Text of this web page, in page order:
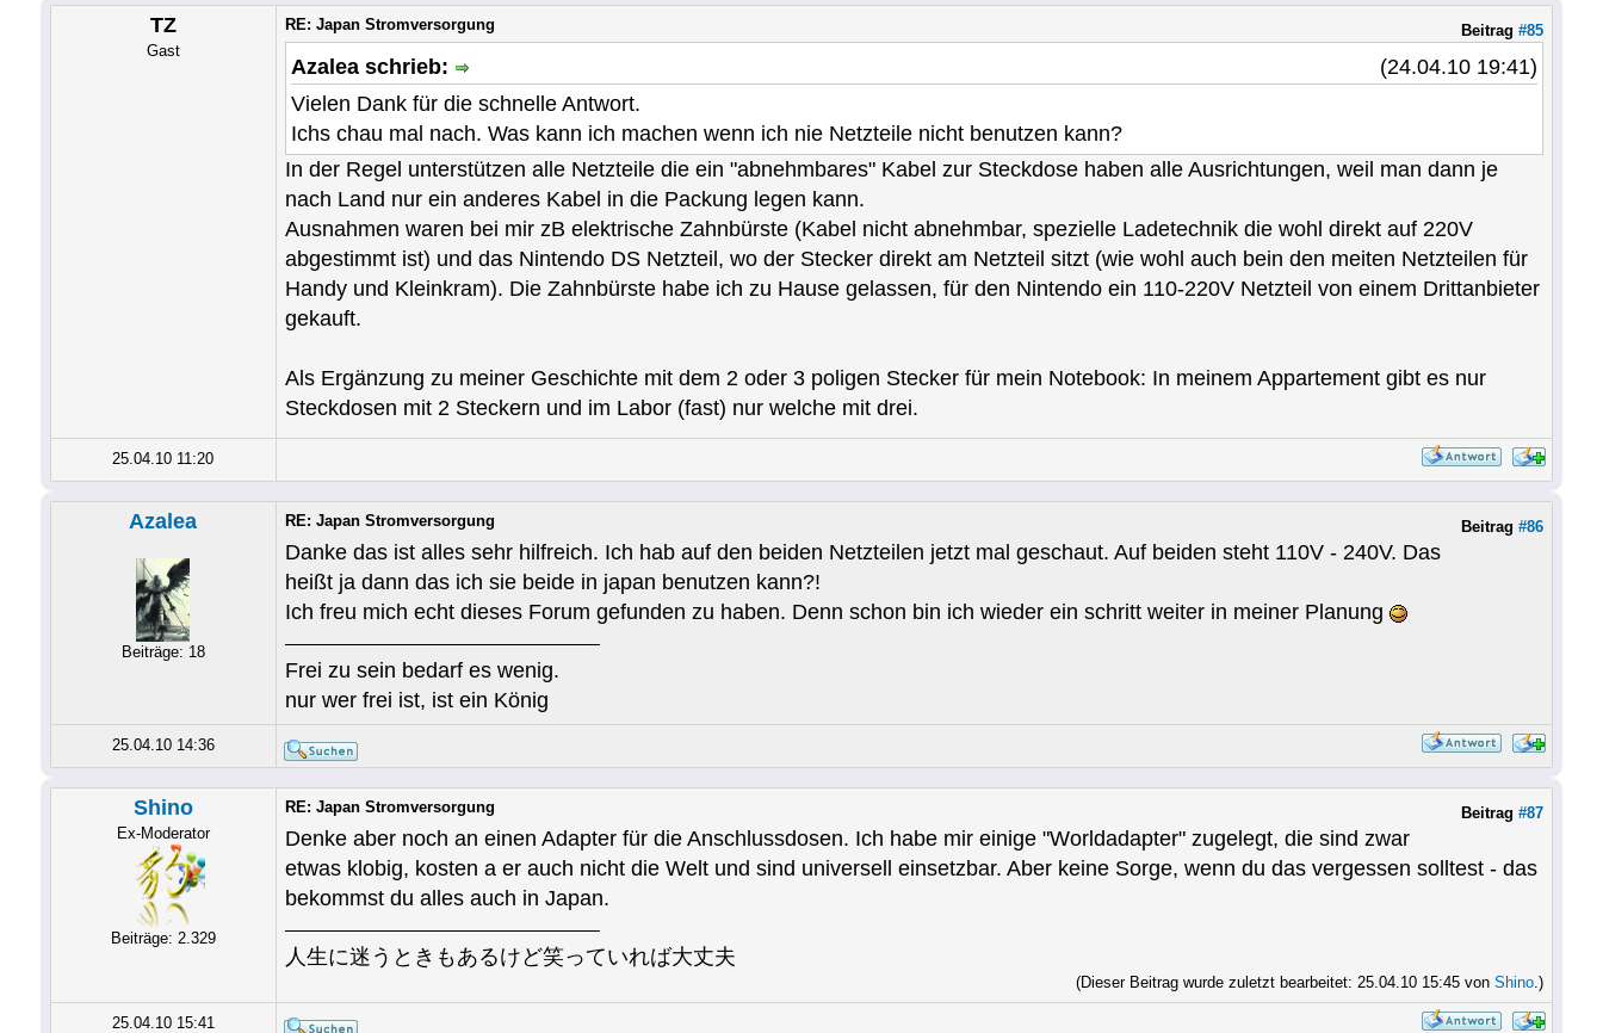
TZ
Gast
Beitrag #85
RE: Japan Stromversorgung
(24.04.10 19:41)
Azalea schrieb:
Vielen Dank für die schnelle Antwort.
Ichs chau mal nach. Was kann ich machen wenn ich nie Netzteile nicht benutzen kann?
In der Regel unterstützen alle Netzteile die ein "abnehmbares" Kabel zur Steckdose haben alle Ausrichtungen, weil man dann je
nach Land nur ein anderes Kabel in die Packung legen kann.
Ausnahmen waren bei mir zB elektrische Zahnbürste (Kabel nicht abnehmbar, spezielle Ladetechnik die wohl direkt auf 220V
abgestimmt ist) und das Nintendo DS Netzteil, wo der Stecker direkt am Netzteil sitzt (wie wohl auch bein den meiten Netzteilen für
Handy und Kleinkram). Die Zahnbürste habe ich zu Hause gelassen, für den Nintendo ein 110-220V Netzteil von einem Drittanbieter
gekauft.
Als Ergänzung zu meiner Geschichte mit dem 2 oder 3 poligen Stecker für mein Notebook: In meinem Appartement gibt es nur
Steckdosen mit 2 Steckern und im Labor (fast) nur welche mit drei.
25.04.10 11:20
Azalea
Beiträge: 18
Beitrag #86
RE: Japan Stromversorgung
Danke das ist alles sehr hilfreich. Ich hab auf den beiden Netzteilen jetzt mal geschaut. Auf beiden steht 110V - 240V. Das
heißt ja dann das ich sie beide in japan benutzen kann?!
Ich freu mich echt dieses Forum gefunden zu haben. Denn schon bin ich wieder ein schritt weiter in meiner Planung
Frei zu sein bedarf es wenig.
nur wer frei ist, ist ein König
25.04.10 14:36
Shino
Ex-Moderator
Beiträge: 2.329
Beitrag #87
RE: Japan Stromversorgung
Denke aber noch an einen Adapter für die Anschlussdosen. Ich habe mir einige "Worldadapter" zugelegt, die sind zwar
etwas klobig, kosten a er auch nicht die Welt und sind universell einsetzbar. Aber keine Sorge, wenn du das vergessen solltest - das
bekommst du alles auch in Japan.
人生に迷うときもあるけど笑っていれば大丈夫
(Dieser Beitrag wurde zuletzt bearbeitet: 25.04.10 15:45 von Shino.)
25.04.10 15:41